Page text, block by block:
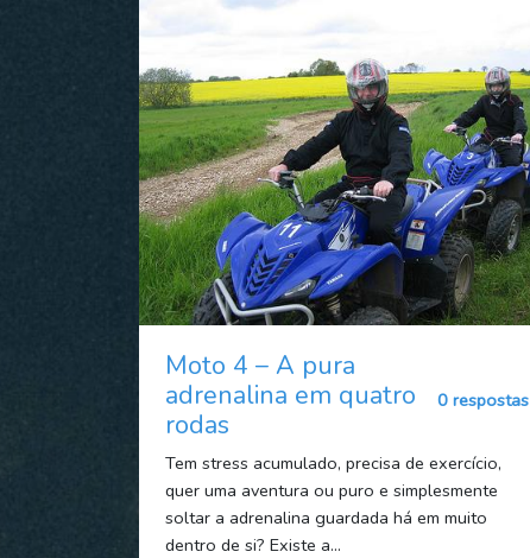
Moto 4 – A pura
adrenalina em quatro
rodas
0 respostas
Tem stress acumulado, precisa de exercício,
quer uma aventura ou puro e simplesmente
soltar a adrenalina guardada há em muito
dentro de si? Existe a...